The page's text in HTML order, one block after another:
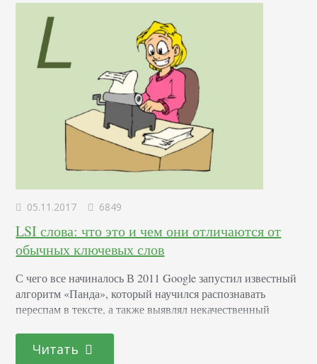
05.11.2017 6849
LSI слова: что это и чем они отличаются от
обычных ключевых слов
С чего все начиналось В 2011 Google запустил известный
алгоритм «Панда», который научился распознавать
переспам в тексте, а также выявлял некачественный
методики работы с LSI текстами. Ранее для успешного
продвижения достаточно было заспамить текст
Читать